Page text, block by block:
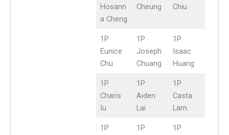
Hosann
a Cheng
Cheung
Chiu
1P
Eunice
Chu
1P
Joseph
Chuang
1P
Isaac
Huang
1P
Charis
Iu
1P
Aiden
Lai
1P
Casta
Lam
1P
1P
1P